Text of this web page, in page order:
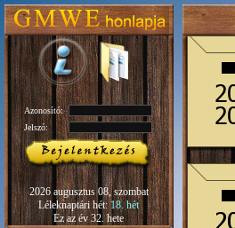
Azonosító:
Jelszó:
2026 augusztus 08, szombat
Léleknaptári hét:18. hét
Ez az év 32. hete